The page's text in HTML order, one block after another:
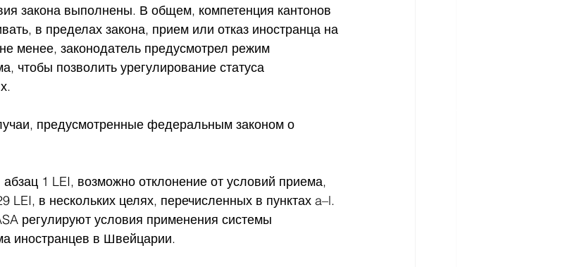
закона выполнены. В общем, компетенция кантонов
в пределах закона, прием или отказ иностранца на
менее, законодатель предусмотрел режим
чтобы позволить урегулирование статуса
предусмотренные федеральным законом о
абзац 1 LEI, возможно отклонение от условий приема,
LEI, в нескольких целях, перечисленных в пунктах a–l.
регулируют условия применения системы
иностранцев в Швейцарии.